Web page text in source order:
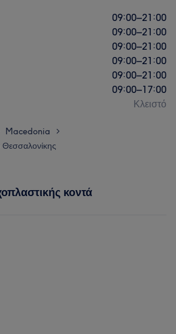
09:00–21:00
09:00–21:00
09:00–21:00
09:00–21:00
09:00–21:00
09:00–17:00
Κλειστό
Macedonia >
Θεσσαλονίκης
κοντά